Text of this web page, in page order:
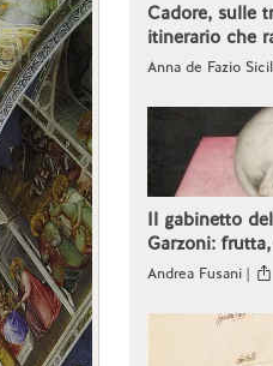
Cadore, sulle
itinerario che
Anna de Fazio
Il gabinetto
Garzoni:
Andrea Fusani |